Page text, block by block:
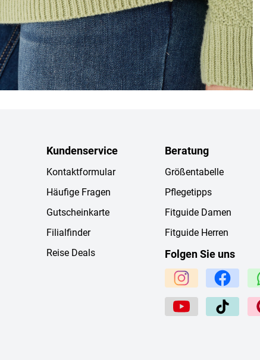
Kundenservice
Kontaktformular
Häufige Fragen
Gutscheinkarte
Filialfinder
Reise Deals
Beratung
Größentabelle
Pflegetipps
Fitguide Damen
Fitguide Herren
Folgen Sie uns